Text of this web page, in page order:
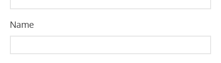
Name